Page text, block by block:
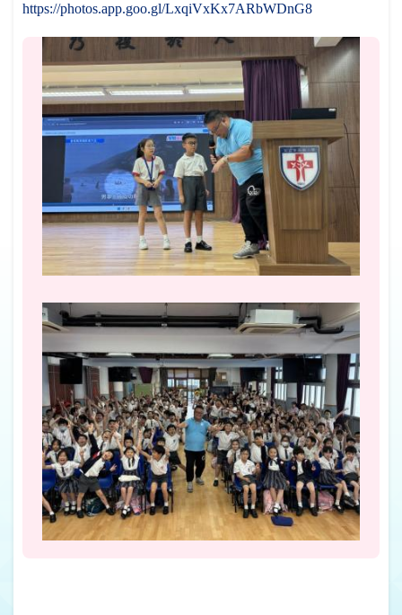
https://photos.app.goo.gl/LxqiVxKx7ARbWDnG8